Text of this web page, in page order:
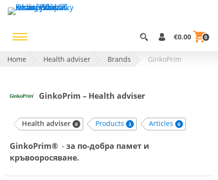
€0.00 0
Home Health adviser Brands GinkoPrim
GinkoPrim – Health adviser
Health adviser 0 Products 3 Articles 0
GinkoPrim® -за по-добра памет и
кръвооросяване.